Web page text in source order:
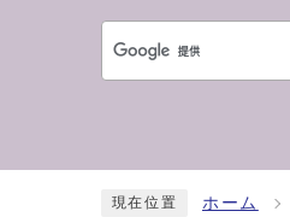
現在位置 ホーム